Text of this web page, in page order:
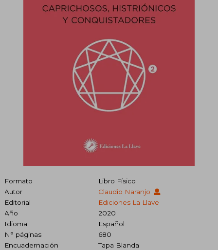
Formato
Libro Físico
Autor
Claudio Naranjo
Editorial
Ediciones La Llave
Año
2020
Idioma
Español
N° páginas
680
Encuadernación
Tapa Blanda